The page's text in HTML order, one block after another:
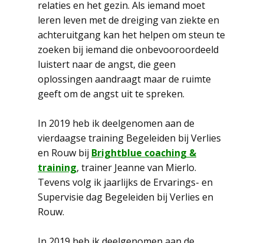
relaties en het gezin. Als iemand moet
leren leven met de dreiging van ziekte en
achteruitgang kan het helpen om steun te
zoeken bij iemand die onbevooroordeeld
luistert naar de angst, die geen
oplossingen aandraagt maar de ruimte
geeft om de angst uit te spreken.
In 2019 heb ik deelgenomen aan de
vierdaagse training Begeleiden bij Verlies
en Rouw bij Brightblue coaching &
training, trainer Jeanne van Mierlo.
Tevens volg ik jaarlijks de Ervarings- en
Supervisie dag Begeleiden bij Verlies en
Rouw.